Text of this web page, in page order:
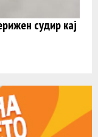
судир кај